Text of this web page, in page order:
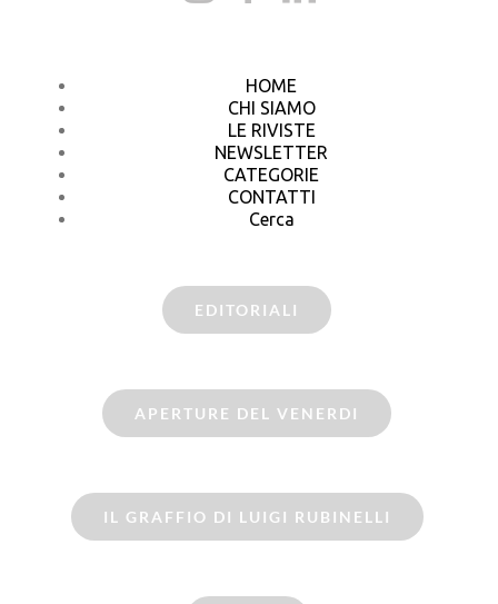
HOME
CHI SIAMO
LE RIVISTE
NEWSLETTER
CATEGORIE
CONTATTI
Cerca
EDITORIALI
APERTURE DEL VENERDI
IL GRAFFIO DI LUIGI RUBINELLI